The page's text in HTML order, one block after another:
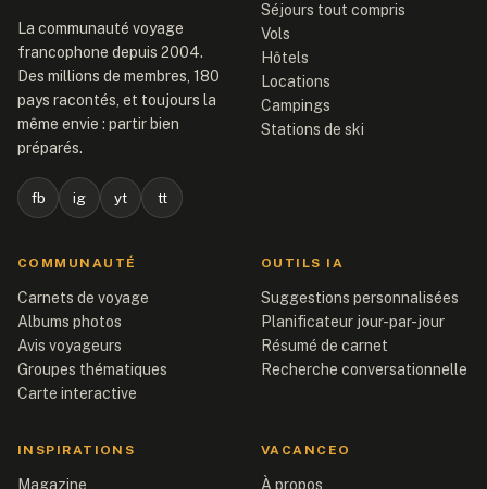
La communauté voyage
francophone depuis 2004.
Des millions de membres, 180
pays racontés, et toujours la
même envie : partir bien
préparés.
fb ig yt tt
Séjours tout compris
Vols
Hôtels
Locations
Campings
Stations de ski
COMMUNAUTÉ
Carnets de voyage
Albums photos
Avis voyageurs
Groupes thématiques
Carte interactive
OUTILS IA
Suggestions personnalisées
Planificateur jour-par-jour
Résumé de carnet
Recherche conversationnelle
INSPIRATIONS
Magazine
VACANCEO
À propos